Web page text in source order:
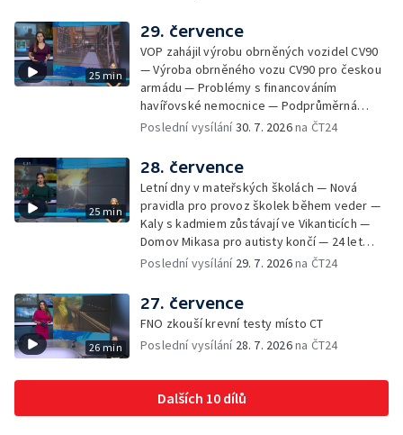
— Podvodník připravil 17 lidí o 4 miliony —
DPO pořídí 70 nových elektrobusů — V
Olomouci přibude 20 elektrobusů —
Mistryně světa Kneblová zpět v Olomouci —
Mobilní kurníky pomáhají s kvalitou půdy —
Výběr ze sociálních sítí ČT — Nové varhany v
Rudě u Rýmařova
25 min
29. července
VOP zahájil výrobu obrněných vozidel CV90
— Výroba obrněného vozu CV90 pro českou
armádu — Problémy s financováním
havířovské nemocnice — Podprůměrná
návštěvnost koupališť v červenci — Do
Nedostatek krve v transfuzních stanicích —
Spor kvůli novému chodníku na Keprník —
Olomoucké shakespearovské léto
Poslední vysílání30. 7. 2026na ČT24
25 min
28. července
Letní dny v mateřských školách — Nová
pravidla pro provoz školek během veder —
Kaly s kadmiem zůstávají ve Vikanticích —
Domov Mikasa pro autisty končí — 24 let
vězení za zapálení ženy — Kybernetický
Gorol se chystá na festival — Nová
cyklostezka až na Slovensko — AI pomáhá
při endoskopii — Výběr ze sociálních sítí ČT
— Zemřela baletka Vlasta Pavelcová —
Jičíně
Poslední vysílání 29. 7. 2026na ČT24
26 min
27. července
FNO zkouší krevní testy místo CT
Poslední vysílání 28. 7. 2026na ČT24
Dalších 10 dílů